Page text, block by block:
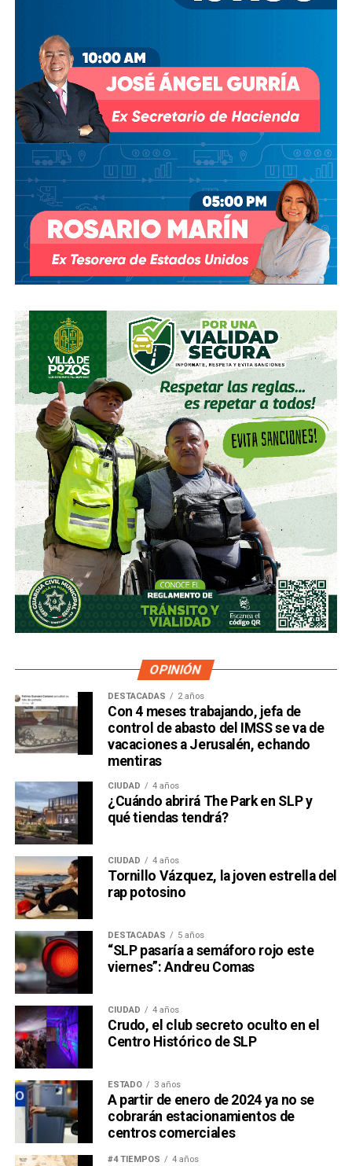
OPINIÓN
DESTACADAS 2 años
Con 4 meses trabajando, jefa de
control de abasto del IMSS se va de
vacaciones a Jerusalén, echando
mentiras
CIUDAD 4 años
¿Cuándo abrirá The Park en SLP y
qué tiendas tendrá?
CIUDAD 4 años
Tornillo Vázquez, la joven estrella del
rap potosino
DESTACADAS 5 años
“SLP pasaría a semáforo rojo este
viernes”: Andreu Comas
CIUDAD 4 años
Crudo, el club secreto oculto en el
Centro Histórico de SLP
ESTADO 3 años
A partir de enero de 2024 ya no se
cobrarán estacionamientos de
centros comerciales
#4 TIEMPOS 4 años